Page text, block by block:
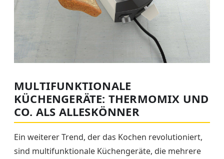
MULTIFUNKTIONALE
KÜCHENGERÄTE: THERMOMIX UND
CO. ALS ALLESKÖNNER
Ein weiterer Trend, der das Kochen revolutioniert,
sind multifunktionale Küchengeräte, die mehrere